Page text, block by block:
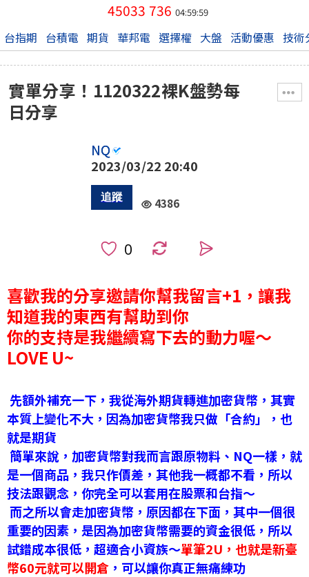
45033 736 04:59:59
台指期 台積電 期貨 華邦電 選擇權 大盤 活動優惠 技術
實單分享！1120322裸K盤勢每
日分享
NQ
2023/03/22 20:40
4386
喜歡我的分享邀請你幫我留言+1，讓我
知道我的東西有幫助到你
你的支持是我繼續寫下去的動力喔～
LOVE U~
先額外補充一下，我從海外期貨轉進加密貨幣，其實
本質上變化不大，因為加密貨幣我只做「合約」，也
就是期貨
簡單來說，加密貨幣對我而言跟原物料、NQ一樣，就
是一個商品，我只作價差，其他我一概都不看，所以
技法跟觀念，你完全可以套用在股票和台指～
而之所以會走加密貨幣，原因都在下面，其中一個很
重要的因素，是因為加密貨幣需要的資金很低，所以
試錯成本很低，超適合小資族～單筆2U，也就是新臺
幣60元就可以開倉 ，可以讓你真正無痛練功